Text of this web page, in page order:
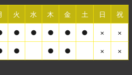
火 水 木 金 土 日 祝
● ● ● ● ● × ×
● ● ● × ×